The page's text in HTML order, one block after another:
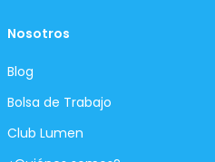
Nosotros
Blog
Bolsa de Trabajo
Club Lumen